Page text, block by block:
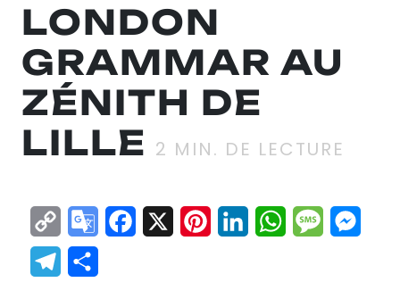
LONDON
GRAMMAR AU
ZÉNITH DE
LILLE 2 MIN. DE LECTURE
Copy
Link
GoogleFacebook
X Pinterest
LinkedInWhatsApp
Telegram